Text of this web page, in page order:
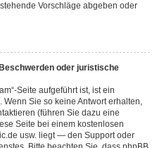
Vorschläge abgeben oder
oder juristische
Seite aufgeführt ist, ist ein
Sie so keine Antwort erhalten,
(führen Sie dazu eine
Seite bei einem kostenlosen
usw. liegt — den Support oder